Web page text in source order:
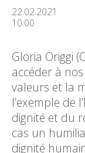
22.02.2021
10:00
Gloria Origgi
accéder à
valeurs et la
l’exemple de
dignité et du
cas un
dignité